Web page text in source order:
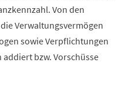
Von den
Verwaltungsvermögen
sowie Verpflichtungen
bzw. Vorschüsse